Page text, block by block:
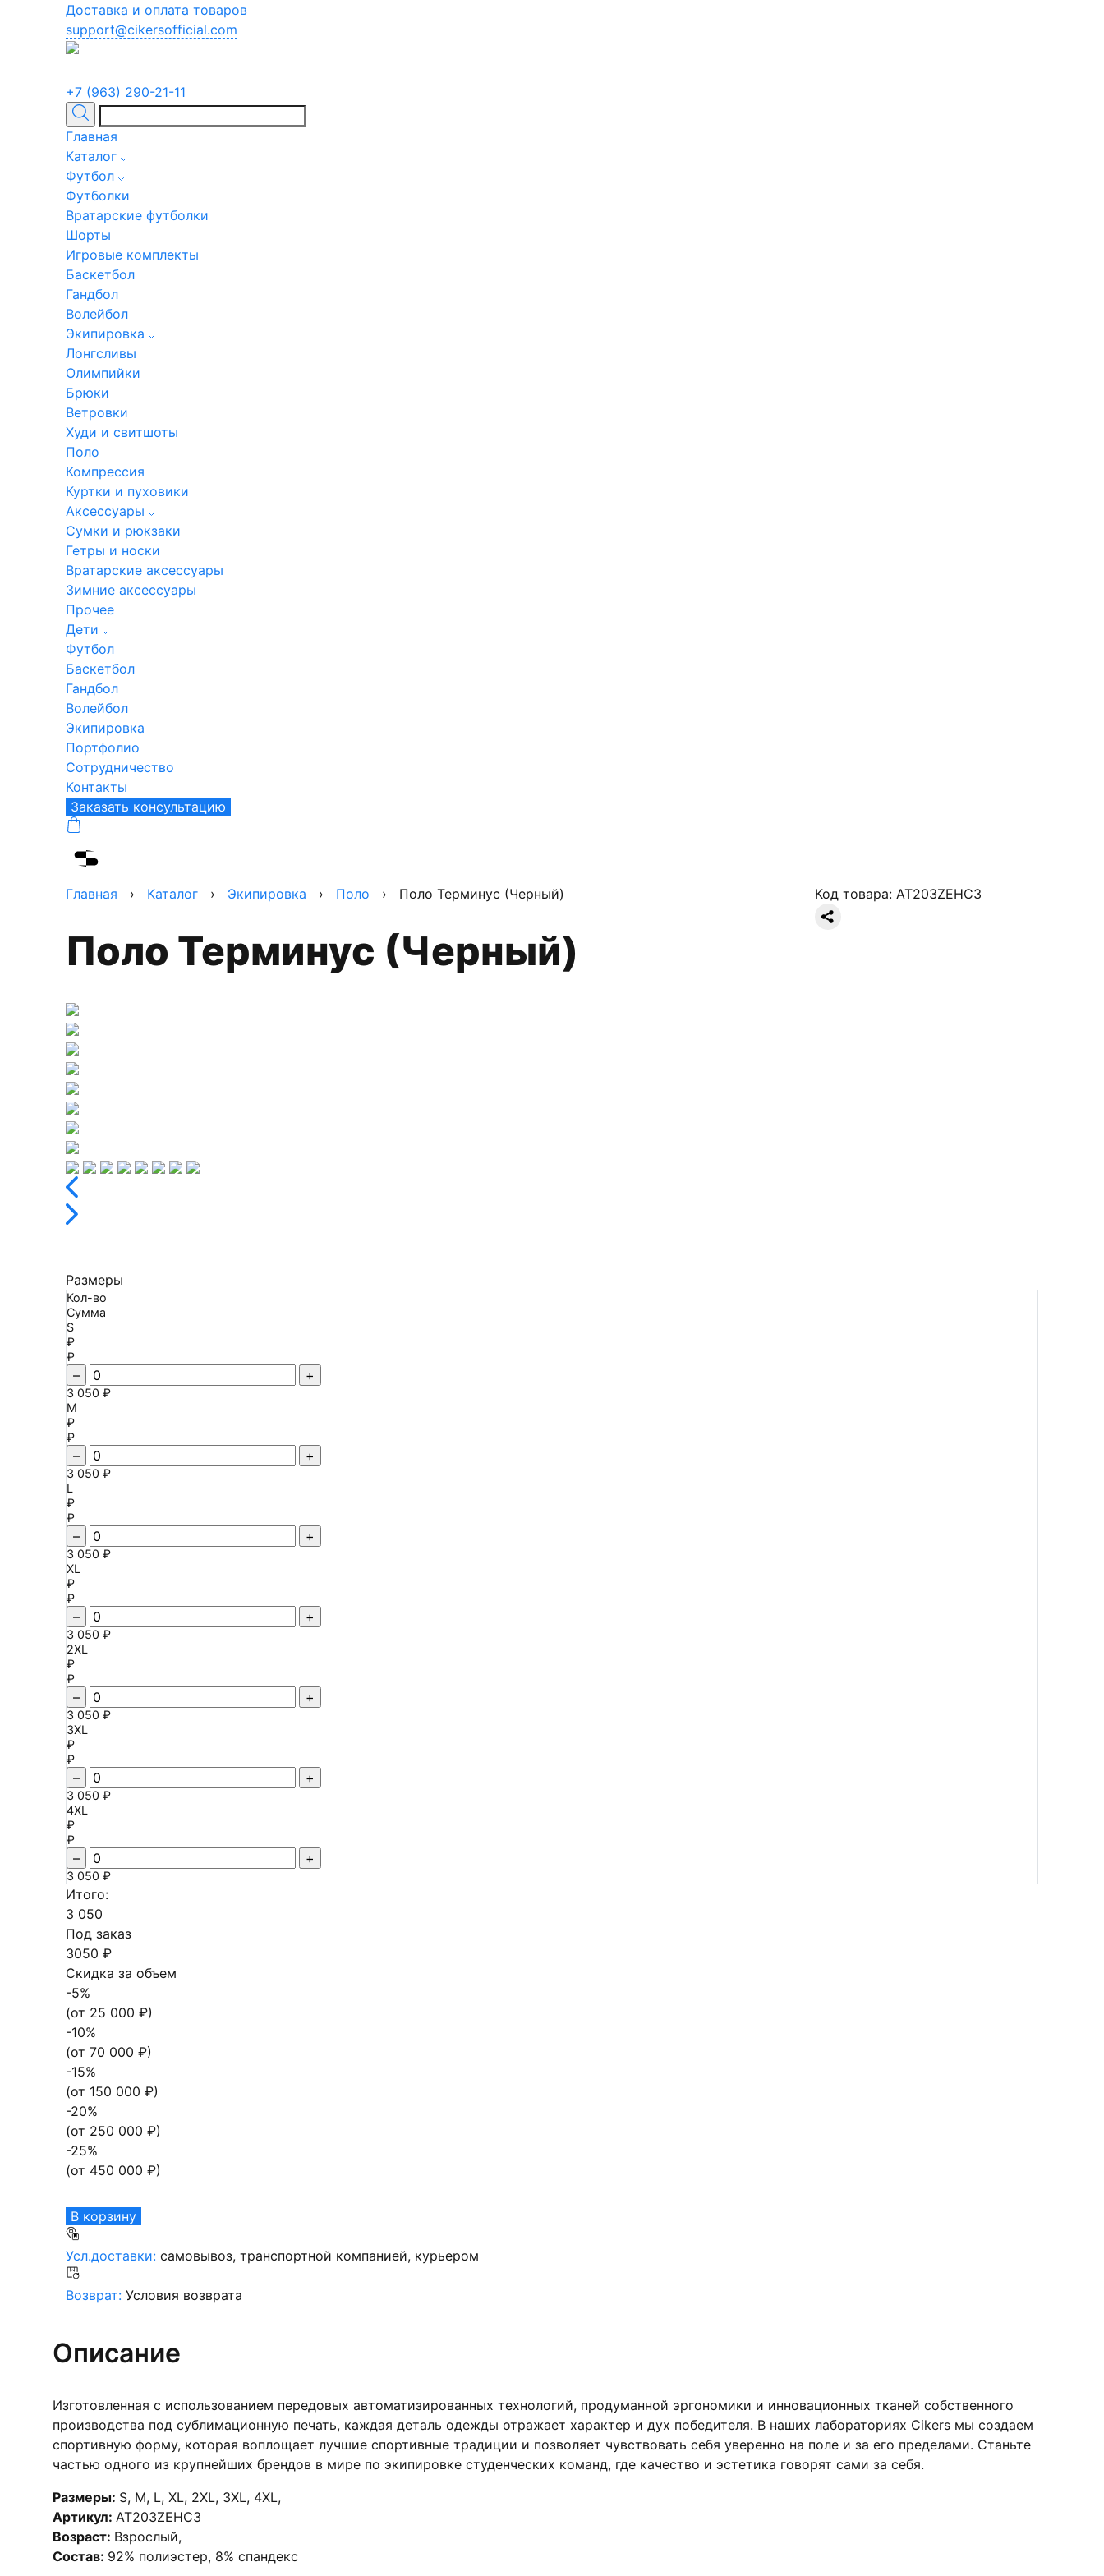
Доставка и оплата товаров
support@cikersofficial.com
+7 (963) 290-21-11
Главная
Каталог
Футбол
Футболки
Вратарские футболки
Шорты
Игровые комплекты
Баскетбол
Гандбол
Волейбол
Экипировка
Лонгсливы
Олимпийки
Брюки
Ветровки
Худи и свитшоты
Поло
Компрессия
Куртки и пуховики
Аксессуары
Сумки и рюкзаки
Гетры и носки
Вратарские аксессуары
Зимние аксессуары
Прочее
Дети
Футбол
Баскетбол
Гандбол
Волейбол
Экипировка
Портфолио
Сотрудничество
Контакты
Заказать консультацию
Главная › Каталог › Экипировка › Поло › Поло Терминус (Черный) Код товара: AT203ZEHC3
Поло Терминус (Черный)
Размеры
Кол-во
Сумма
S
₽
₽
– +
3 050 ₽
M
₽
₽
– +
3 050 ₽
L
₽
₽
– +
3 050 ₽
XL
₽
₽
– +
3 050 ₽
2XL
₽
₽
– +
3 050 ₽
3XL
₽
₽
– +
3 050 ₽
4XL
₽
₽
– +
3 050 ₽
Итого:
3 050
Под заказ
3050 ₽
Скидка за объем
-5%
(от 25 000 ₽)
-10%
(от 70 000 ₽)
-15%
(от 150 000 ₽)
-20%
(от 250 000 ₽)
-25%
(от 450 000 ₽)
В корзину
Усл.доставки: самовывоз, транспортной компанией, курьером
Возврат: Условия возврата
Описание
Изготовленная с использованием передовых автоматизированных технологий, продуманной эргономики и инновационных тканей собственного
производства под сублимационную печать, каждая деталь одежды отражает характер и дух победителя. В наших лабораториях Cikers мы создаем
спортивную форму, которая воплощает лучшие спортивные традиции и позволяет чувствовать себя уверенно на поле и за его пределами. Станьте
частью одного из крупнейших брендов в мире по экипировке студенческих команд, где качество и эстетика говорят сами за себя.
Размеры: S, M, L, XL, 2XL, 3XL, 4XL,
Артикул: AT203ZEHC3
Возраст: Взрослый,
Состав: 92% полиэстер, 8% спандекс